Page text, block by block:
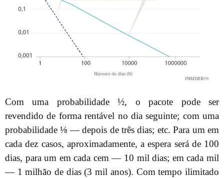
Com uma probabilidade ½, o pacote pode ser
revendido de forma rentável no dia seguinte; com uma
probabilidade ⅛ — depois de três dias; etc. Para um em
cada dez casos, aproximadamente, a espera será de 100
dias, para um em cada cem — 10 mil dias; em cada mil
— 1 milhão de dias (3 mil anos). Com tempo ilimitado